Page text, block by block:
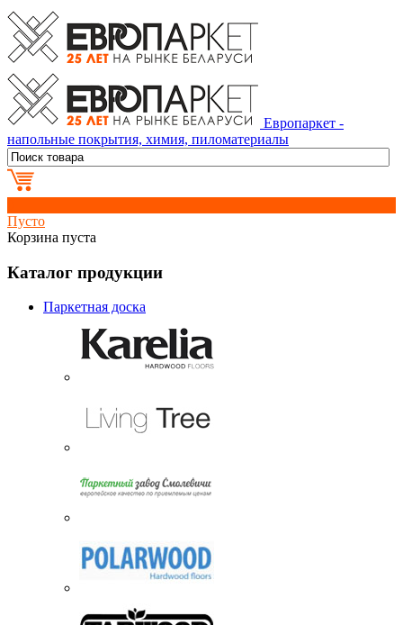
Европаркет -
напольные покрытия, химия, пиломатериалы
Пусто
Корзина пуста
Каталог продукции
Паркетная доска